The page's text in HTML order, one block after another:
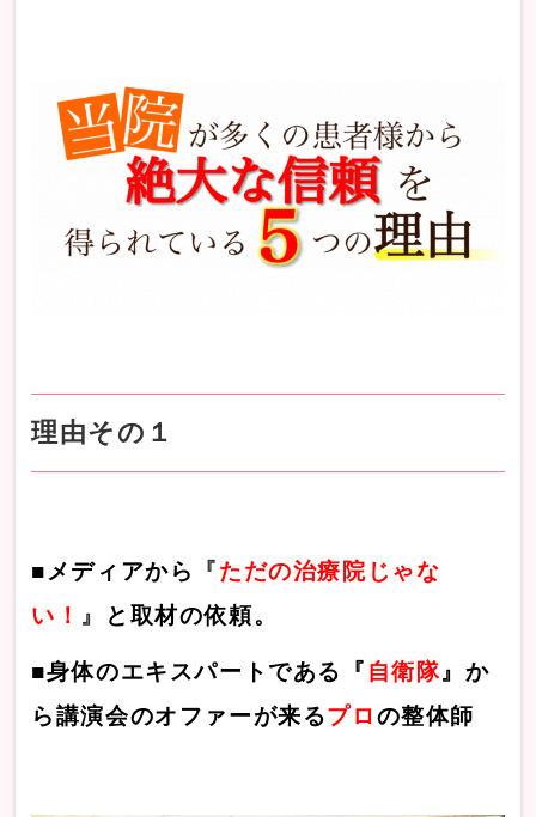
理由その１
■メディアから 『ただの治療院じゃな
い！ 』 と 取材の依頼。
■身体のエキスパート である『 自衛隊』か
ら講演会のオファーが来るプロの整体師